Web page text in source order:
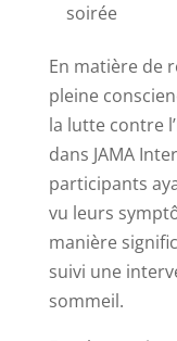
soirée
En matière de
pleine
la lutte contre
dans JAMA
participants
vu leurs
manière
suivi une
sommeil.